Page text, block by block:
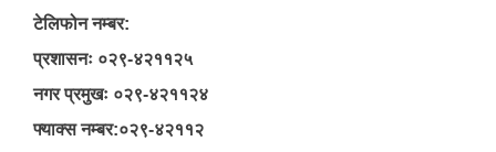
टेलिफोन नम्बर:
प्रशासनः ०२९-४२११२५
नगर प्रमुखः ०२९-४२११२४
फ्याक्स नम्बर:०२९-४२११२